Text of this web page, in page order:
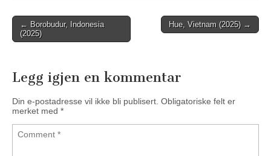
Post navigation
← Borobudur, Indonesia
(2025)
Hue, Vietnam (2025) →
Legg igjen en kommentar
Din e-postadresse vil ikke bli publisert. Obligatoriske felt er
merket med *